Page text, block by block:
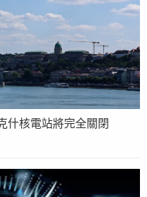
什核電站將完全關閉